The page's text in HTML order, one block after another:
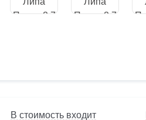
В стоимость входит